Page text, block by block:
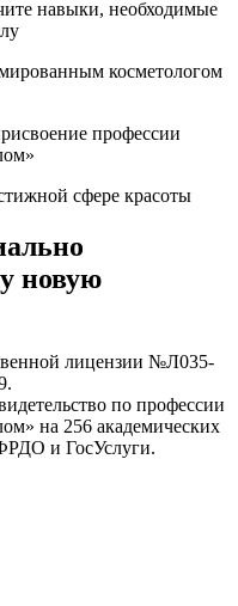
навыки, необходимые
косметологом
профессии
сфере красоты
новую
лицензии №Л035-
по профессии
на 256 академических
и ГосУслуги.